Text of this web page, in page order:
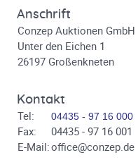
Anschrift
Conzep Auktionen GmbH
Unter den Eichen 1
26197 Großenkneten
Kontakt
Tel: 04435 - 97 16 000
Fax:
04435 - 97 16 001
E-Mail:office@conzep.de